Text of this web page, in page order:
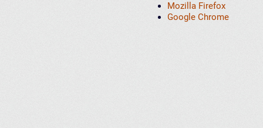
Mozilla Firefox
Google Chrome